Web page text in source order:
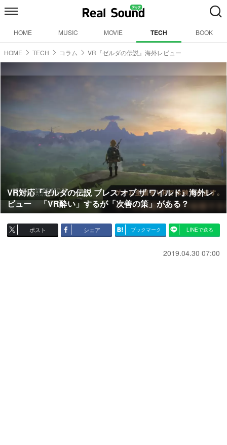
HOME MUSIC MOVIE TECH BOOK
HOME TECH コラム VR『ゼルダの伝説』海外レビュー
VR対応『ゼルダの伝説 ブレス オブ ザ ワイルド』海外レ
ビュー 「VR酔い」するが「次善の策」がある？
ポスト シェア ブックマーク LINEで送る
2019.04.30 07:00